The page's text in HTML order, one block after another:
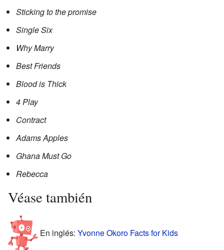
Sticking to the promise
Single Six
Why Marry
Best Friends
Blood is Thick
4 Play
Contract
Adams Apples
Ghana Must Go
Rebecca
Véase también
En inglés: Yvonne Okoro Facts for Kids